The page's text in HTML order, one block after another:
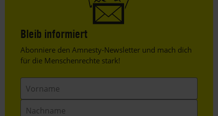
Bleib informiert
Header
Text
Abonniere den Amnesty-Newsletter und mach dich
für die Menschenrechte stark!